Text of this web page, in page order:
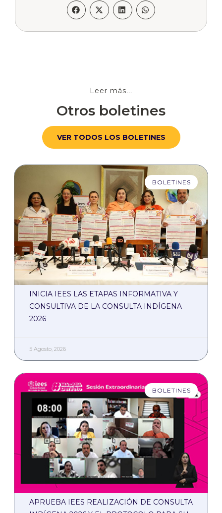
Leer más...
Otros boletines
VER TODOS LOS BOLETINES
BOLETINES
INICIA IEES LAS ETAPAS INFORMATIVA Y
CONSULTIVA DE LA CONSULTA INDÍGENA
2026
5 Agosto, 2026
BOLETINES
APRUEBA IEES REALIZACIÓN DE CONSULTA